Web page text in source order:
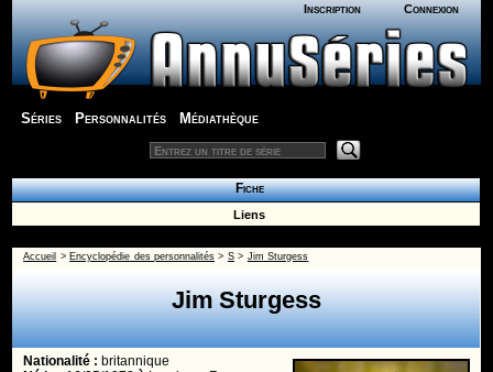
Inscription Connexion
Séries Personnalités Médiathèque
Fiche
Liens
Accueil > Encyclopédie des personnalités > S> Jim Sturgess
Jim Sturgess
Nationalité : britannique